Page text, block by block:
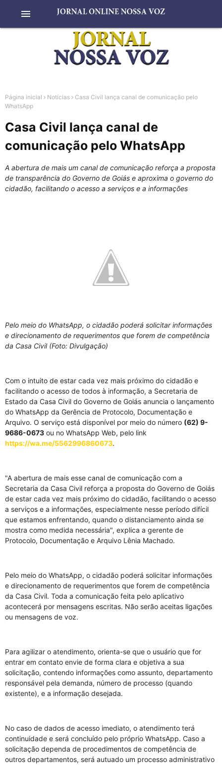
menu
Página inicial Notícias
Casa Civil lança canal de comunicação pelo
WhatsApp
Casa Civil lança canal de
comunicação pelo WhatsApp
A abertura de mais um canal de comunicação reforça a proposta
de transparência do Governo de Goiás e aproxima o governo do
cidadão, facilitando o acesso a serviços e a informações
Pelo meio do WhatsApp, o cidadão poderá solicitar informações
e direcionamento de requerimentos que forem de competência
da Casa Civil (Foto: Divulgação)
Com o intuito de estar cada vez mais próximo do cidadão e
facilitando o acesso de todos à informação, a Secretaria de
Estado da Casa Civil do Governo de Goiás anuncia o lançamento
do WhatsApp da Gerência de Protocolo, Documentação e
Arquivo. O serviço está disponível por meio do número (62) 9-
9686-0673 ou no WhatsApp Web, pelo link
https://wa.me/5562996860673.
"A abertura de mais esse canal de comunicação com a
Secretaria da Casa Civil reforça a proposta do Governo de Goiás
de estar cada vez mais próximo do cidadão, facilitando o acesso
a serviços e a informações, especialmente nesse período difícil
que estamos enfrentando, quando o distanciamento ainda se
mostra como medida necessária", explica a gerente de
Protocolo, Documentação e Arquivo Lênia Machado.
Pelo meio do WhatsApp, o cidadão poderá solicitar informações
e direcionamento de requerimentos que forem de competência
da Casa Civil. Toda a comunicação feita pelo aplicativo
acontecerá por mensagens escritas. Não serão aceitas ligações
ou mensagens de voz.
Para agilizar o atendimento, orienta-se que o usuário que for
entrar em contato envie de forma clara e objetiva a sua
solicitação, contendo informações como assunto, departamento
responsável pela demanda, número de processo (quando
existente), e a informação desejada.
No caso de dados de acesso imediato, o atendimento terá
continuidade e será concluído pelo próprio WhatsApp. Caso a
solicitação dependa de procedimentos de competência de
outros departamentos, será autuado um processo administrativo